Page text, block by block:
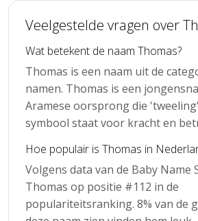
Veelgestelde vragen over
Wat betekent de naam Thomas?
Thomas is een naam uit de
namen. Thomas is een
Aramese oorsprong die
symbool staat voor kracht en
Hoe populair is Thomas in
Volgens data van de Baby Name
Thomas op positie #112 in de
populariteitsranking. 8% van de